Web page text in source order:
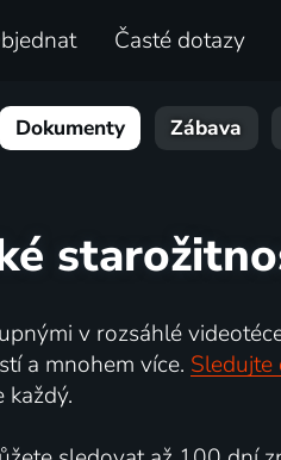
Časté dotazy
Dokumenty Zábava
v rozsáhlé
a mnohem více. Sledujte